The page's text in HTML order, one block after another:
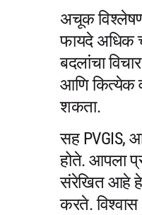
अचूक विश्लेषण
फायदे अधिक
बदलांचा
आणि कित्येक
शकता.
सह PVGIS,
होते. आपला
संरेखित आहे हे
करते. विश्वास